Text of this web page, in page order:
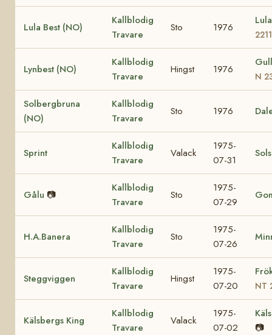
Lula Best (NO)
Kallblodig
Travare
Sto 1976
Lynbest (NO)
Kallblodig
Travare
Hingst 1976
N
Solbergbruna
(NO)
Kallblodig
Travare
Sto 1976
Sprint
Kallblodig
Travare
Valack
1975-
07-31
Gålu 📷
Kallblodig
Travare
Sto
1975-
07-29
H.A.Banera
Kallblodig
Travare
Sto
1975-
07-26
Steggviggen
Kallblodig
Travare
Hingst
1975-
07-20
NT
Kälsbergs King
Kallblodig
Travare
Valack
1975-
07-02
📷